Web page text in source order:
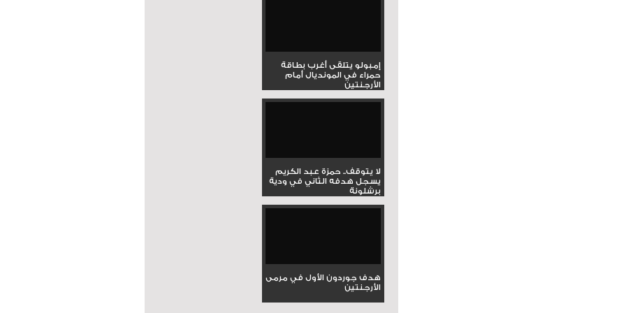
إمبولو يتلقى أغرب بطاقة
حمراء في المونديال أمام
الأرجنتين
لا يتوقف.. حمزة عبد الكريم
يسجل هدفه الثاني في ودية
برشلونة
هدف جوردون الأول في مرمى
الأرجنتين